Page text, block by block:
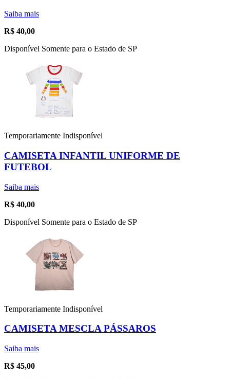
Saiba mais
R$ 40,00
Disponível Somente para o Estado de SP
Temporariamente Indisponível
CAMISETA INFANTIL UNIFORME DE
FUTEBOL
Saiba mais
R$ 40,00
Disponível Somente para o Estado de SP
Temporariamente Indisponível
CAMISETA MESCLA PÁSSAROS
Saiba mais
R$ 45,00